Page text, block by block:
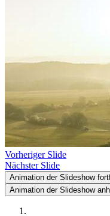
Vorheriger Slide
Nächster Slide
Animation der Slideshow
Animation der Slideshow